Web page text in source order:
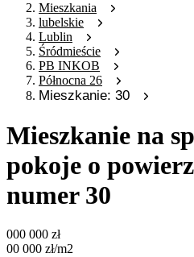
Mieszkania
lubelskie
Lublin
Śródmieście
PB INKOB
Północna 26
Mieszkanie: 30
Mieszkanie na
pokoje o
numer 30
000 000 zł
00 000 zł/m2